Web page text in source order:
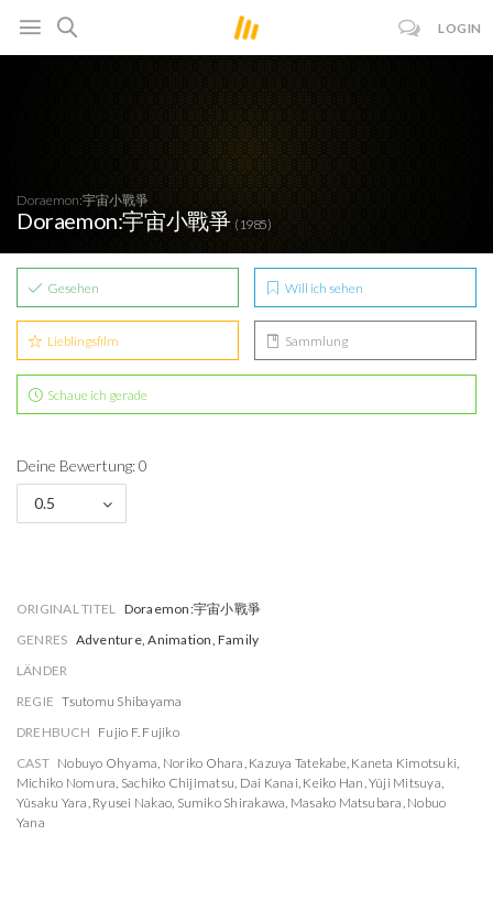
LOGIN
Doraemon:宇宙小戰爭
Doraemon:宇宙小戰爭 (1985)
Gesehen Will ich sehen
Lieblingsfilm Sammlung
Schaue ich gerade
Deine Bewertung: 0
0.5
ORIGINAL TITEL Doraemon:宇宙小戰爭
GENRES Adventure, Animation, Family
LÄNDER
REGIE Tsutomu Shibayama
DREHBUCH Fujio F. Fujiko
CAST Nobuyo Ohyama, Noriko Ohara, Kazuya Tatekabe, Kaneta Kimotsuki,
Michiko Nomura, Sachiko Chijimatsu, Dai Kanai, Keiko Han,Yûji Mitsuya,
Yûsaku Yara, Ryusei Nakao, Sumiko Shirakawa, Masako Matsubara, Nobuo
Yana